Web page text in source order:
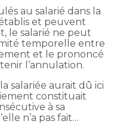
au salarié dans la
et peuvent
le salarié ne peut
temporelle entre
et le prononcé
l’annulation.
salariée aurait dû ici
constituait
à sa
n’a pas fait…